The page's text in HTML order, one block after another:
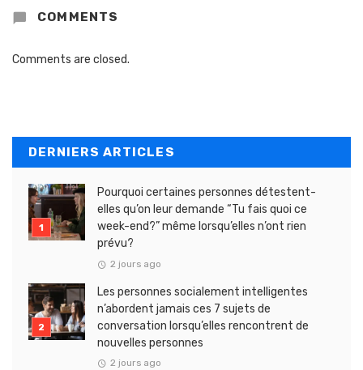
COMMENTS
Comments are closed.
DERNIERS ARTICLES
Pourquoi certaines personnes détestent-
elles qu’on leur demande “Tu fais quoi ce
week-end?” même lorsqu’elles n’ont rien
prévu?
2 jours ago
Les personnes socialement intelligentes
n’abordent jamais ces 7 sujets de
conversation lorsqu’elles rencontrent de
nouvelles personnes
2 jours ago